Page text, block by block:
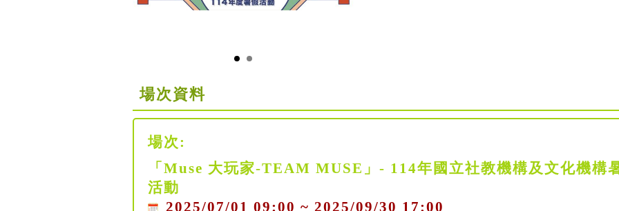
場次資料
場次:
「Muse 大玩家-TEAM MUSE」- 114年國立社教機構及文化機構
活動
2025/07/01 09:00 ~ 2025/09/30 17:00